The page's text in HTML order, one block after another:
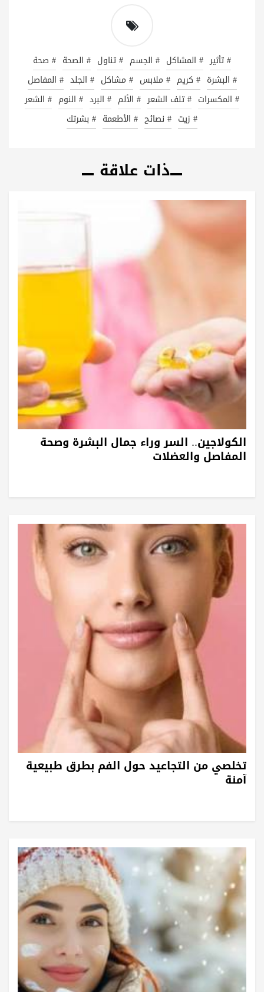
# تأثير # المشاكل # الجسم # تناول # الصحة # صحة
# البشرة # كريم # ملابس # مشاكل # الجلد # المفاصل
# المكسرات # تلف الشعر # الألم # البرد # النوم # الشعر
# زيت # نصائح # الأطعمة # بشرتك
ذات علاقة
الكولاجين.. السر وراء جمال البشرة وصحة
المفاصل والعضلات
تخلصي من التجاعيد حول الفم بطرق طبيعية
آمنة